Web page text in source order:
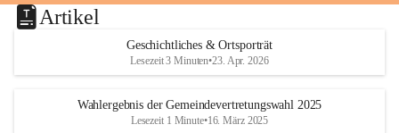
Artikel
Geschichtliches & Ortsporträt
Lesezeit 3 Minuten•23. Apr. 2026
Wahlergebnis der Gemeindevertretungswahl 2025
Lesezeit 1 Minute•16. März 2025